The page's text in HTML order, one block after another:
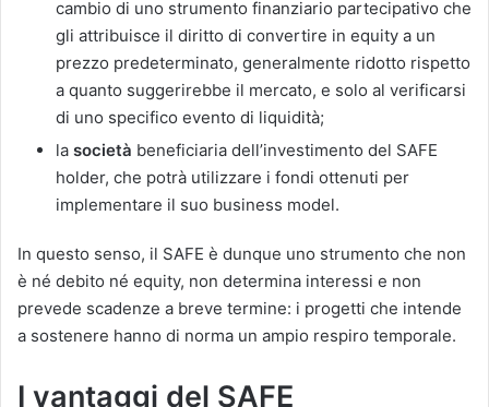
cambio di uno strumento finanziario partecipativo che
gli attribuisce il diritto di convertire in equity a un
prezzo predeterminato, generalmente ridotto rispetto
a quanto suggerirebbe il mercato, e solo al verificarsi
di uno specifico evento di liquidità;
la società beneficiaria dell’investimento del SAFE
holder, che potrà utilizzare i fondi ottenuti per
implementare il suo business model.
In questo senso, il SAFE è dunque uno strumento che non
è né debito né equity, non determina interessi e non
prevede scadenze a breve termine: i progetti che intende
a sostenere hanno di norma un ampio respiro temporale.
I vantaggi del SAFE